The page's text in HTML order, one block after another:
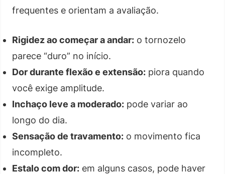
frequentes e orientam a avaliação.
Rigidez ao começar a andar: o tornozelo
parece “duro” no início.
Dor durante flexão e extensão: piora quando
você exige amplitude.
Inchaço leve a moderado: pode variar ao
longo do dia.
Sensação de travamento: o movimento fica
incompleto.
Estalo com dor: em alguns casos, pode haver